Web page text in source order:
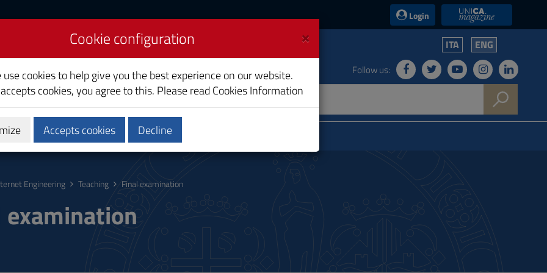
Login UniCA News
ITA ENG
Follow us:
Calendars and Timetable
Engineering Teaching Final examination
examination
×
Cookie configuration
use cookies to help give you the best experience on our website.
cookies, you agree to this. Please read Cookies Information
Accepts cookies Decline